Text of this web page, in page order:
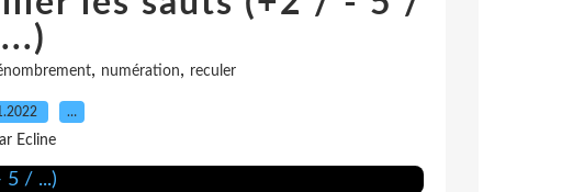
...)
, numération, reculer
…
Ecline